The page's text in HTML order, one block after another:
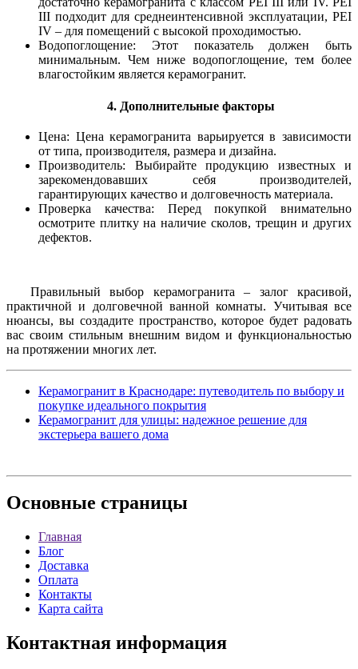
III подходит для среднеинтенсивной эксплуатации, PEI
IV – для помещений с высокой проходимостью.
Водопоглощение: Этот показатель должен быть
минимальным. Чем ниже водопоглощение, тем более
влагостойким является керамогранит.
4. Дополнительные факторы
Цена: Цена керамогранита варьируется в зависимости
от типа, производителя, размера и дизайна.
Производитель: Выбирайте продукцию известных и
зарекомендовавших себя производителей,
гарантирующих качество и долговечность материала.
Проверка качества: Перед покупкой внимательно
осмотрите плитку на наличие сколов, трещин и других
дефектов.
Правильный выбор керамогранита – залог красивой,
практичной и долговечной ванной комнаты. Учитывая все
нюансы, вы создадите пространство, которое будет радовать
вас своим стильным внешним видом и функциональностью
на протяжении многих лет.
Керамогранит в Краснодаре: путеводитель по выбору и
покупке идеального покрытия
Керамогранит для улицы: надежное решение для
экстерьера вашего дома
Основные страницы
Главная
Блог
Доставка
Оплата
Контакты
Карта сайта
Контактная информация